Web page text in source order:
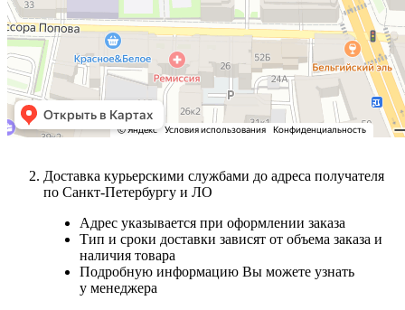
Доставка курьерскими службами до адреса получателя
по Санкт-Петербургу и ЛО
Адрес указывается при оформлении заказа
Тип и сроки доставки зависят от объема заказа и
наличия товара
Подробную информацию Вы можете узнать
у менеджера